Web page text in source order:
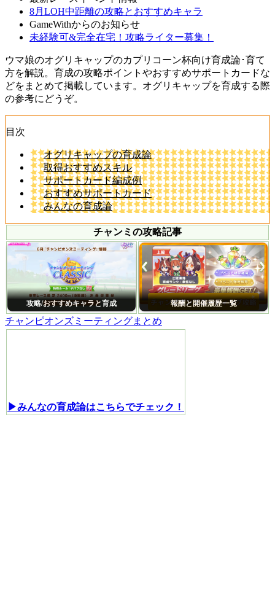
8月LOH中距離の攻略とおすすめキャラ
GameWithからのお知らせ
未経験可&完全在宅！攻略ライター募集！
ウマ娘のオグリキャップのカプリコーン杯向け育成論･育て
方を解説。育成の攻略ポイントやおすすめサポートカードな
どをまとめて掲載しています。オグリキャップを育成する際
の参考にどうぞ。
目次
オグリキャップの育成論
取得おすすめスキル
サポートカード編成例
おすすめサポートカード
みんなの育成論
チャンミの攻略記事
攻略/おすすめキャラと育成 報酬と開催履歴一覧
チャンピオンズミーティングまとめ
▶みんなの育成論はこちらでチェック！